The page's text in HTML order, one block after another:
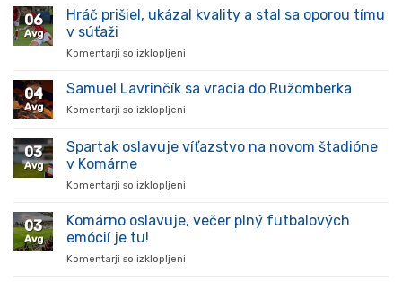
06
Avg
Hráč prišiel, ukázal kvality a stal sa oporou tímu
v súťaži
Komentarji so izklopljeni
prišiel,
stal
súťaži
04
Avg
Samuel Lavrinčík sa vracia do Ružomberka
Komentarji so izklopljeni
Lavrinčík
03
Avg
Spartak oslavuje víťazstvo na novom štadióne
v Komárne
Komentarji so izklopljeni
oslavuje
03
Avg
Komárno oslavuje, večer plný futbalových
emócií je tu!
Komentarji so izklopljeni